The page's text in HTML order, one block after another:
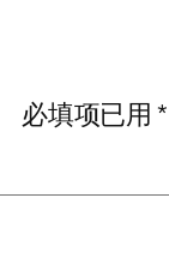
必填项已用*